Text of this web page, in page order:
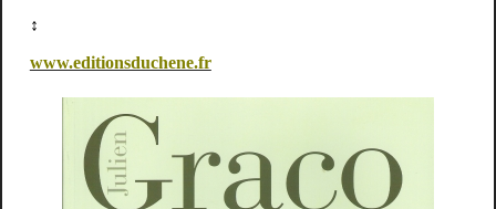
↕
www.editionsduchene.fr